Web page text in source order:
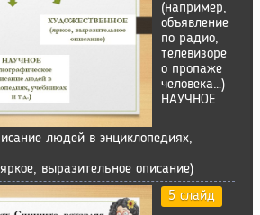
(например,
объявление
по радио,
телевизоре
о пропаже
человека…)
НАУЧНОЕ
людей в энциклопедиях,
выразительное описание)
5 слайд